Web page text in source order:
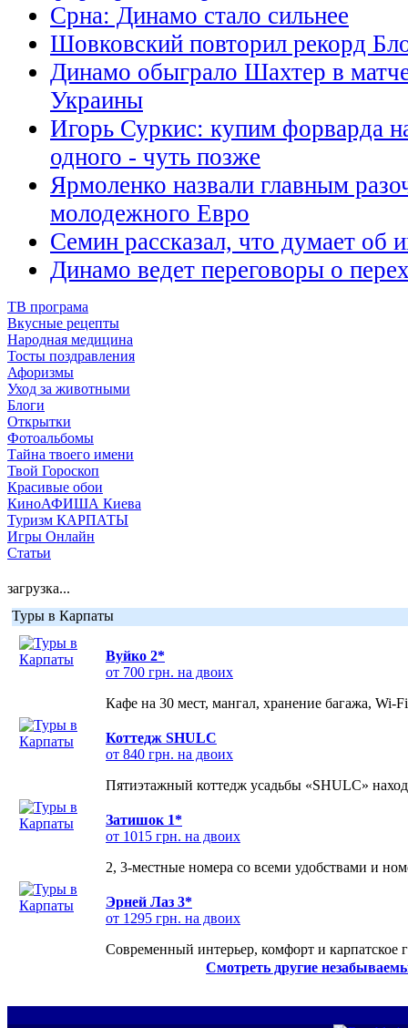
Срна: Динамо стало сильнее
Шовковский повторил рекорд
Динамо обыграло Шахтер в
Украины
Игорь Суркис: купим форварда
одного - чуть позже
Ярмоленко назвали главным
молодежного Евро
Семин рассказал, что думает об
Динамо ведет переговоры о
ТВ програма
Вкусные рецепты
Народная медицина
Тосты поздравления
Афоризмы
Уход за животными
Блоги
Открытки
Фотоальбомы
Тайна твоего имени
Твой Гороскоп
Красивые обои
КиноАФИША Киева
Туризм КАРПАТЫ
Игры Онлайн
Статьи
загрузка...
Туры в Карпаты
Вуйко 2*
от 700 грн. на двоих
Кафе на 30 мест, мангал, хранение багажа, Wi-
Коттедж SHULC
от 840 грн. на двоих
Пятиэтажный коттедж усадьбы «SHULC»
Затишок 1*
от 1015 грн. на двоих
2, 3-местные номера со всеми удобствами и
Эрней Лаз 3*
от 1295 грн. на двоих
Современный интерьер, комфорт и карпатское
Смотреть другие